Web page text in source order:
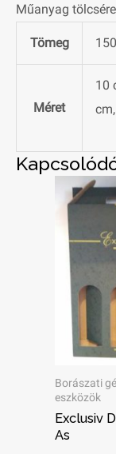
Műanyag
Tömeg
Méret
10
Borászati
eszközök
Exclusiv
As